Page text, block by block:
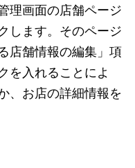
理画面の店舗ページ
します。そのページ
店舗情報の編集」項
を入れることによ
、お店の詳細情報を